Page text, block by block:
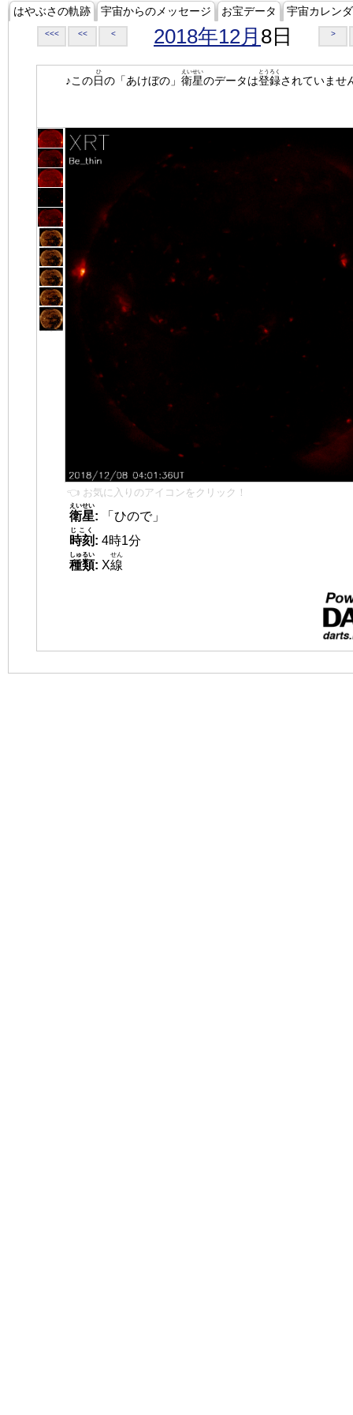
はやぶさの軌跡 宇宙からのメッセージ お宝データ 宇宙カレン
<<< << < 2018年12月 8日 >
♪この日
ひ
の「あけぼの」 衛星
えいせい
のデータは登録
とうろく
されていませ
👈 お気に入りのアイコンをクリック！
衛星
えいせい
:
「ひので」
時刻
じこく
: 4時1分
種類
しゅるい
: X線
せん